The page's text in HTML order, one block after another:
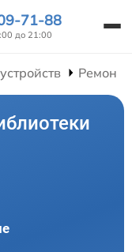
71-88
до 21:00
Ремонт